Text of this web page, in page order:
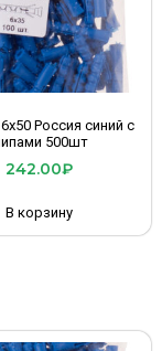
Россия синий с
500шт
242.00₽
В корзину